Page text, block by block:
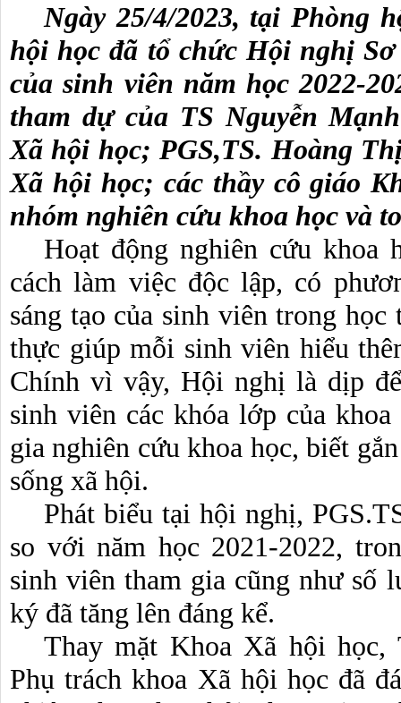
Ngày 25/4/2023, tại Phòng
hội học đã tổ chức Hội nghị
của sinh viên năm học 2022-
tham dự của TS Nguyễn
Xã hội học; PGS,TS. Hoàng
Xã hội học; các thầy cô giáo
nhóm nghiên cứu khoa học và
Hoạt động nghiên cứu khoa
cách làm việc độc lập, có
sáng tạo của sinh viên trong
thực giúp mỗi sinh viên hiểu
Chính vì vậy, Hội nghị là dịp
sinh viên các khóa lớp của
gia nghiên cứu khoa học, biết
sống xã hội.
Phát biểu tại hội nghị,
so với năm học 2021-2022,
sinh viên tham gia cũng như số
ký đã tăng lên đáng kể.
Thay mặt Khoa Xã hội học,
Phụ trách khoa Xã hội học đã